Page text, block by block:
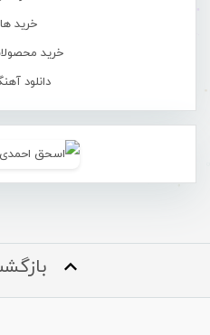
خرید
خرید
دانلود